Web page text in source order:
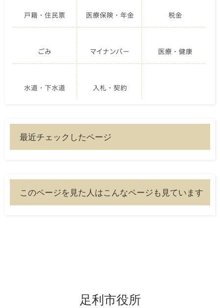
戸籍・住民票 医療保険・年金 税金
ごみ マイナンバー 医療・健康
水道・下水道 入札・契約
最近チェックしたページ
このページを見た人はこんなページも見ています
足利市役所